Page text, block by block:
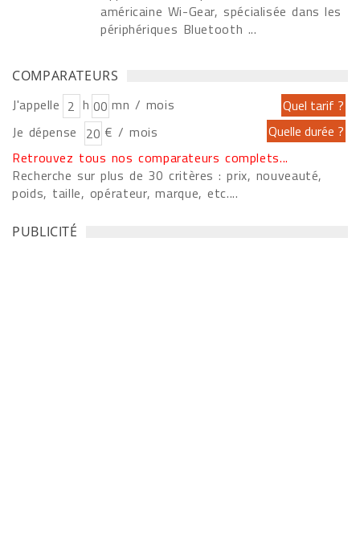
américaine Wi-Gear, spécialisée dans les
périphériques Bluetooth ...
COMPARATEURS
J'appelle h
mn / mois
Je dépense
€ / mois
Retrouvez tous nos comparateurs complets...
Recherche sur plus de 30 critères : prix, nouveauté,
poids, taille, opérateur, marque, etc....
PUBLICITÉ